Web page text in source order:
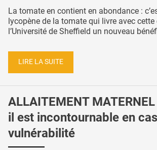
La tomate en contient en abondance :
lycopène de la tomate qui livre avec cette
l’Université de Sheffield un nouveau
LIRE LA SUITE
ALLAITEMENT
il est incontournable en
vulnérabilité